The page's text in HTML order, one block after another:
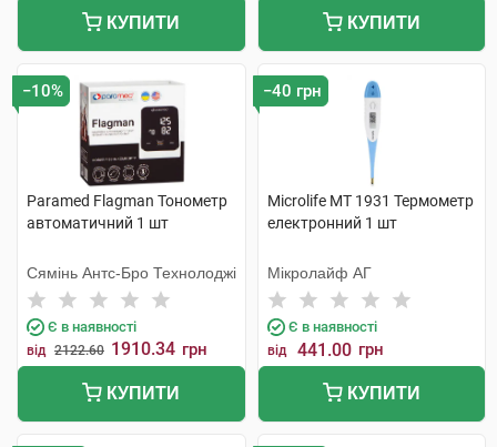
КУПИТИ КУПИТИ
−10%
Paramed Flagman Тонометр
автоматичний 1 шт
Сямінь Антс-Бро Технолоджі
Є в наявності
від 2122.60 1910.34 грн
КУПИТИ
−40 грн
Microlife MT 1931 Термометр
електронний 1 шт
Мікролайф AГ
Є в наявності
від 441.00 грн
КУПИТИ